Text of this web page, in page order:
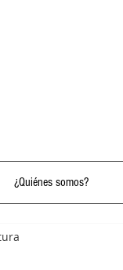
¿Quiénes somos?